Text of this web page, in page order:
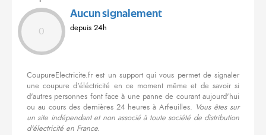
0
Aucun signalement
depuis 24h
CoupureElectricite.fr est un support qui vous permet de signaler
une coupure d'éléctricité en ce moment même et de savoir si
d'autres personnes font face à une panne de courant aujourd'hui
ou au cours des dernières 24 heures à Arfeuilles. Vous êtes sur
un site indépendant et non associé à toute société de distribution
d'électricité en France.